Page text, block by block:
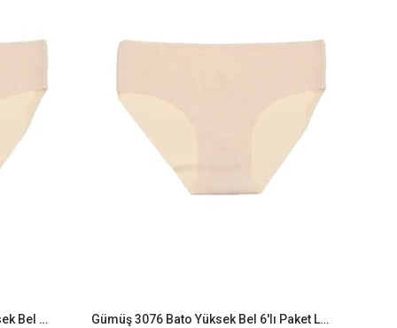
Gümüş 3076 3'lü Paket Bato Yüksek Bel Lazer Kesim İz Yapmayan Külot
Gümüş 3076 Bato Yüksek Bel 6'lı Paket Lazer Kesim İz Yapmayan Külot